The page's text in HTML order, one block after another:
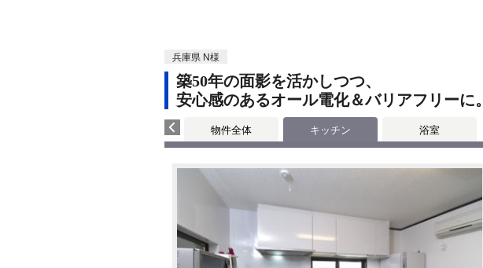
兵庫県 N様
築50年の面影を活かしつつ、
安心感のあるオール電化＆バリアフリーに。
物件全体 キッチン 浴室